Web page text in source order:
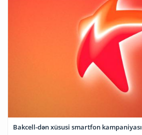
Bakcell-dən xüsusi smartfon kampaniyası